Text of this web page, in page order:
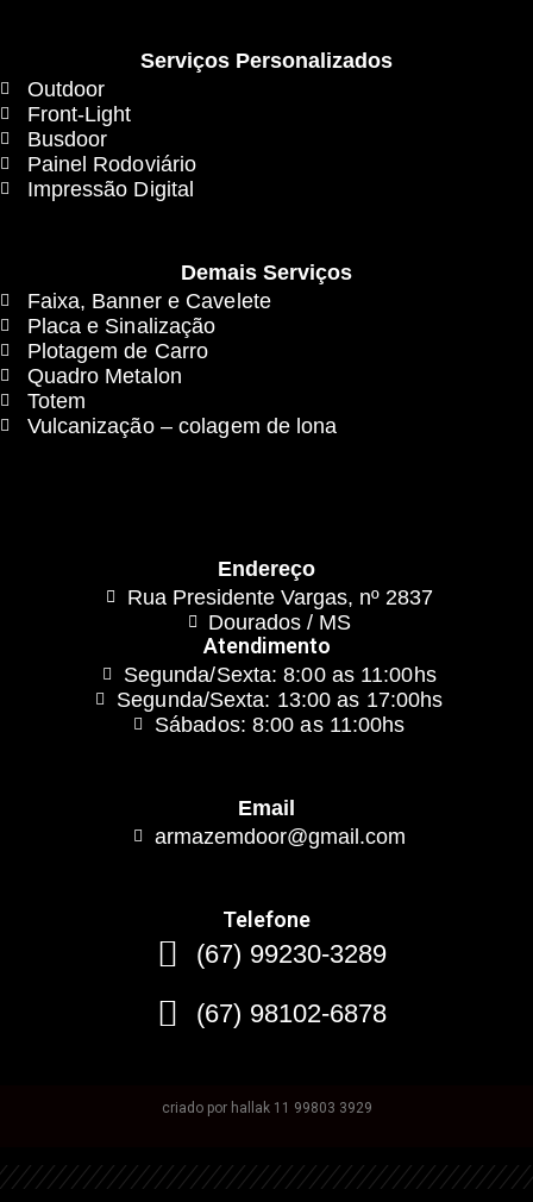
Serviços Personalizados
Outdoor
Front-Light
Busdoor
Painel Rodoviário
Impressão Digital
Demais Serviços
Faixa, Banner e Cavelete
Placa e Sinalização
Plotagem de Carro
Quadro Metalon
Totem
Vulcanização – colagem de lona
Endereço
Rua Presidente Vargas, nº 2837
Dourados / MS
Atendimento
Segunda/Sexta: 8:00 as 11:00hs
Segunda/Sexta: 13:00 as 17:00hs
Sábados: 8:00 as 11:00hs
Email
armazemdoor@gmail.com
Telefone
(67) 99230-3289
(67) 98102-6878
criado por hallak 11 99803 3929